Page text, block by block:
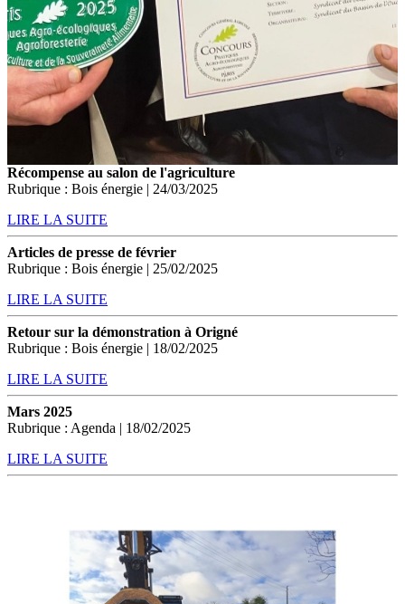
Récompense au salon de l'agriculture
Rubrique : Bois énergie | 24/03/2025
LIRE LA SUITE
Articles de presse de février
Rubrique : Bois énergie | 25/02/2025
LIRE LA SUITE
Retour sur la démonstration à Origné
Rubrique : Bois énergie | 18/02/2025
LIRE LA SUITE
Mars 2025
Rubrique : Agenda | 18/02/2025
LIRE LA SUITE